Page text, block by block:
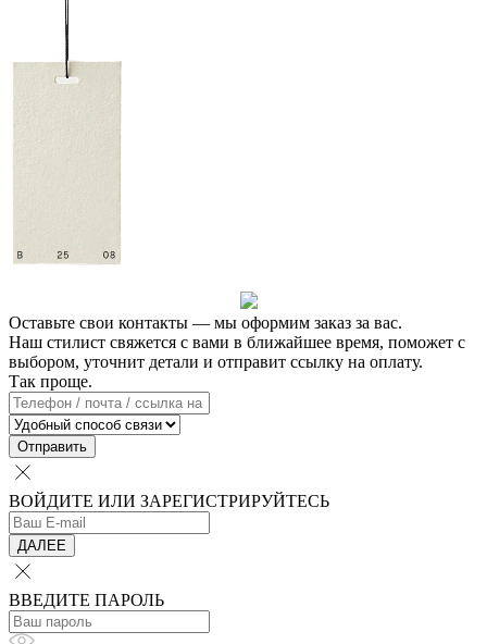
Оставьте свои контакты — мы оформим заказ за вас.
Наш стилист свяжется с вами в ближайшее время, поможет с
выбором, уточнит детали и отправит ссылку на оплату.
Так проще.
Отправить
ВОЙДИТЕ ИЛИ ЗАРЕГИСТРИРУЙТЕСЬ
ДАЛЕЕ
ВВЕДИТЕ ПАРОЛЬ